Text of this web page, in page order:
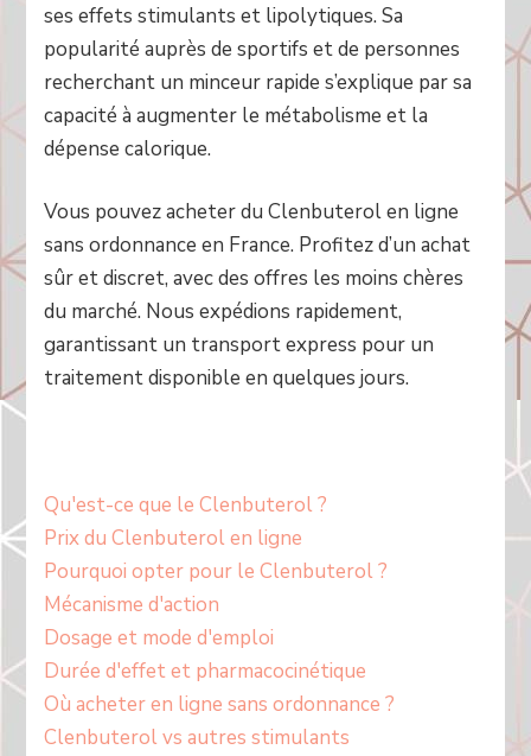
ses effets stimulants et lipolytiques. Sa
popularité auprès de sportifs et de personnes
recherchant un minceur rapide s’explique par sa
capacité à augmenter le métabolisme et la
dépense calorique.
Vous pouvez acheter du Clenbuterol en ligne
sans ordonnance en France. Profitez d’un achat
sûr et discret, avec des offres les moins chères
du marché. Nous expédions rapidement,
garantissant un transport express pour un
traitement disponible en quelques jours.
Qu'est-ce que le Clenbuterol ?
Prix du Clenbuterol en ligne
Pourquoi opter pour le Clenbuterol ?
Mécanisme d'action
Dosage et mode d'emploi
Durée d'effet et pharmacocinétique
Où acheter en ligne sans ordonnance ?
Clenbuterol vs autres stimulants